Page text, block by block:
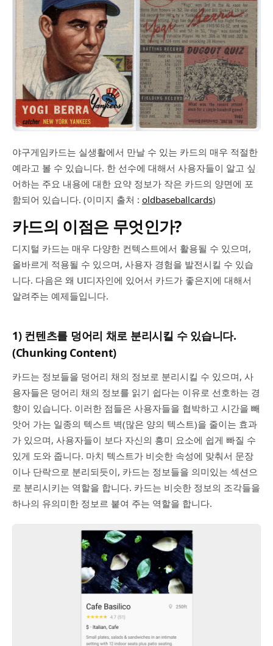
야구게임카드는 실생활에서 만날 수 있는 카드의 매우 적절한
예라고 볼 수 있습니다. 한 선수에 대해서 사용자들이 알고 싶
어하는 주요 내용에 대한 요약 정보가 작은 카드의 양면에 포
함되어 있습니다. (이미지 출처 : oldbaseballcards)
카드의 이점은 무엇인가?
디지털 카드는 매우 다양한 컨텍스트에서 활용될 수 있으며,
올바르게 적용될 수 있으며, 사용자 경험을 발전시킬 수 있습
니다. 다음은 왜 UI디자인에 있어서 카드가 좋은지에 대해서
알려주는 예제들입니다.
1) 컨텐츠를 덩어리 채로 분리시킬 수 있습니다.
(Chunking Content)
카드는 정보들을 덩어리 채의 정보로 분리시킬 수 있으며, 사
용자들은 덩어리 채의 정보를 읽기 쉽다는 이유로 선호하는 경
향이 있습니다. 이러한 점들은 사용자들을 협박하고 시간을 빼
앗어 가는 일종의 텍스트 벽(많은 양의 텍스트)을 줄이는 효과
가 있으며, 사용자들이 보다 자신의 흥미 요소에 쉽게 빠질 수
있게 도와 줍니다. 마치 텍스트가 비슷한 속성에 맞춰서 문장
이나 단락으로 분리되듯이, 카드는 정보들을 의미있는 섹션으
로 분리시키는 역할을 합니다. 카드는 비슷한 정보의 조각들을
하나의 유의미한 정보르 붙여 주는 역할을 합니다.